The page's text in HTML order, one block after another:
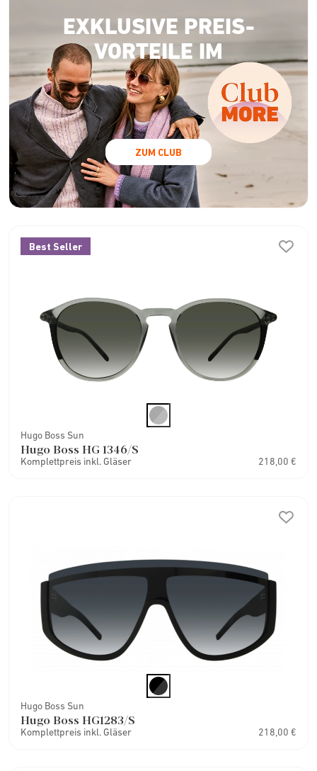
EXKLUSIVE PREIS-
VORTEILE IM
ZUM CLUB
Best Seller
Hugo Boss Sun
Hugo Boss HG 1346/S
Komplettpreis inkl. Gläser 218,00 €
Hugo Boss Sun
Hugo Boss HG1283/S
Komplettpreis inkl. Gläser 218,00 €